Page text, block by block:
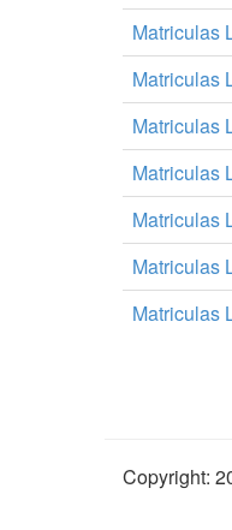
Matriculas
Matriculas
Matriculas
Matriculas
Matriculas
Matriculas
Matriculas
Copyright: